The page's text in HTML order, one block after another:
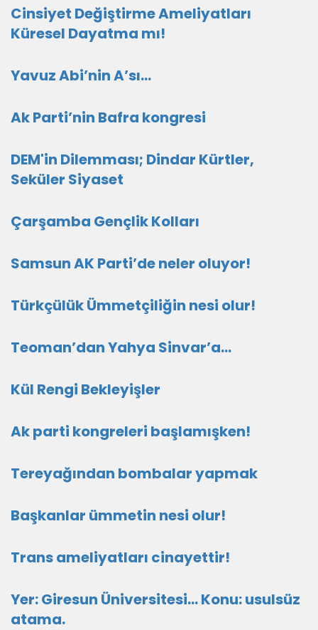
Cinsiyet Değiştirme Ameliyatları
Küresel Dayatma mı!
Yavuz Abi’nin A’sı…
Ak Parti’nin Bafra kongresi
DEM'in Dilemması; Dindar Kürtler,
Seküler Siyaset
Çarşamba Gençlik Kolları
Samsun AK Parti’de neler oluyor!
Türkçülük Ümmetçiliğin nesi olur!
Teoman’dan Yahya Sinvar’a…
Kül Rengi Bekleyişler
Ak parti kongreleri başlamışken!
Tereyağından bombalar yapmak
Başkanlar ümmetin nesi olur!
Trans ameliyatları cinayettir!
Yer: Giresun Üniversitesi… Konu: usulsüz
atama.